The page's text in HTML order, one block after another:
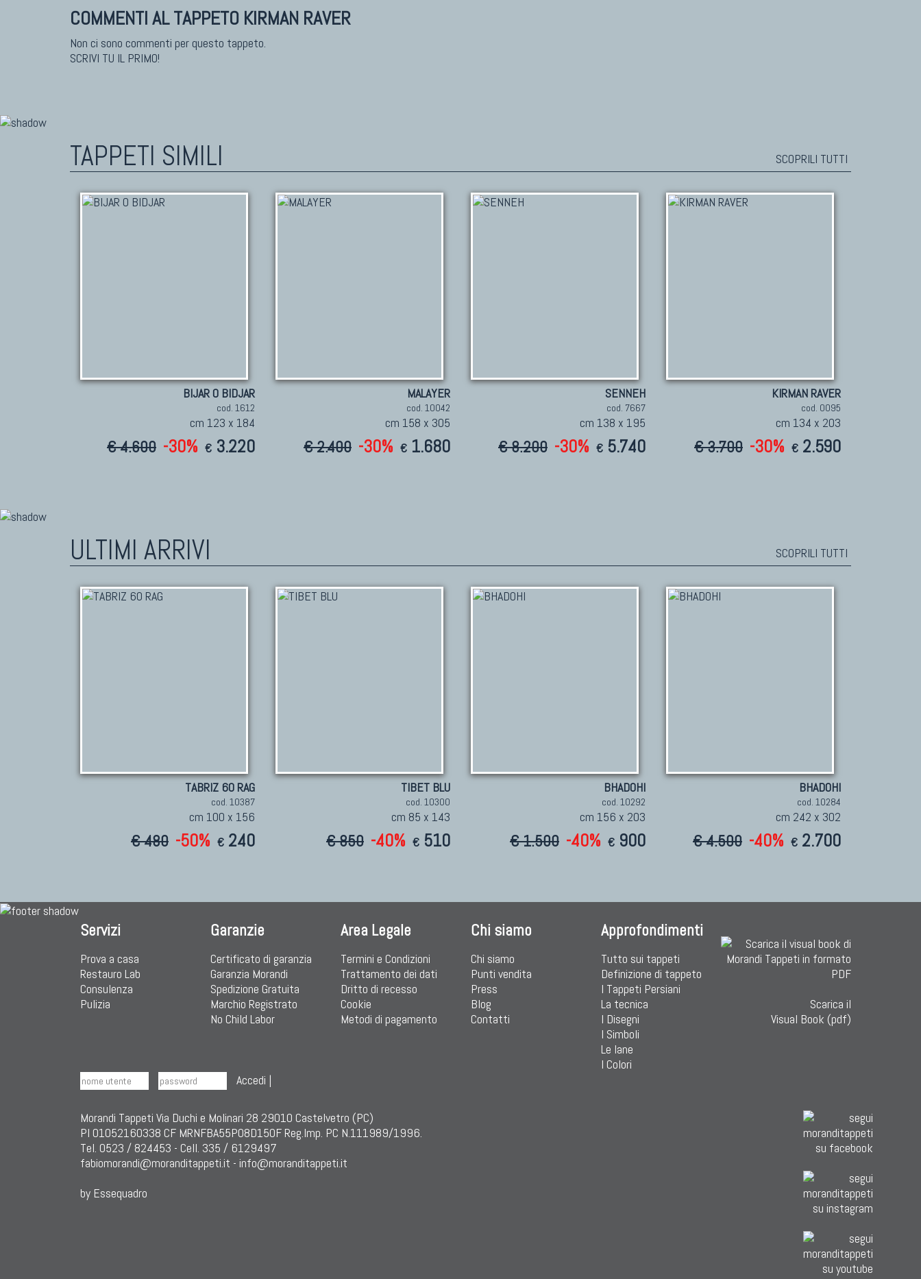
COMMENTI AL TAPPETO KIRMAN RAVER
Non ci sono commenti per questo tappeto.
SCRIVI TU IL PRIMO!
TAPPETI SIMILI SCOPRILI TUTTI
BIJAR O BIDJAR
cod. 1612
cm 123 x 184
€ 4.600 -30% € 3.220
MALAYER
cod. 10042
cm 158 x 305
€ 2.400 -30% € 1.680
SENNEH
cod. 7667
cm 138 x 195
€ 8.200 -30% € 5.740
KIRMAN RAVER
cod. 0095
cm 134 x 203
€ 3.700 -30% € 2.590
ULTIMI ARRIVI SCOPRILI TUTTI
TABRIZ 60 RAG
cod. 10387
cm 100 x 156
€ 480 -50% € 240
TIBET BLU
cod. 10300
cm 85 x 143
€ 850 -40% € 510
BHADOHI
cod. 10292
cm 156 x 203
€ 1.500 -40% € 900
BHADOHI
cod. 10284
cm 242 x 302
€ 4.500 -40% € 2.700
Servizi
Prova a casa
Restauro Lab
Consulenza
Pulizia
Garanzie
Certificato di garanzia
Garanzia Morandi
Spedizione Gratuita
Marchio Registrato
No Child Labor
Area Legale
Termini e Condizioni
Trattamento dei dati
Dritto di recesso
Cookie
Metodi di pagamento
Chi siamo
Chi siamo
Punti vendita
Press
Blog
Contatti
Approfondimenti
Tutto sui tappeti
Definizione di tappeto
I Tappeti Persiani
La tecnica
I Disegni
I Simboli
Le lane
I Colori
Scarica il
Visual Book (pdf)
Accedi |
Morandi Tappeti Via Duchi e Molinari 28 29010 Castelvetro (PC)
PI 01052160338 CF MRNFBA55P08D150F Reg.Imp. PC N.111989/1996.
Tel. 0523 / 824453 - Cell. 335 / 6129497
fabiomorandi@moranditappeti.it - info@moranditappeti.it
by Essequadro